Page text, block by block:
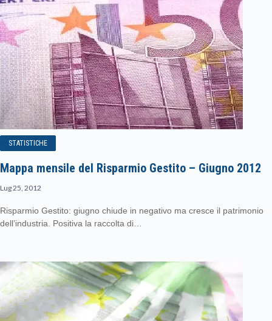
STATISTICHE
Mappa mensile del Risparmio Gestito – Giugno 2012
Lug 25, 2012
Risparmio Gestito: giugno chiude in negativo ma cresce il patrimonio
dell’industria. Positiva la raccolta di…